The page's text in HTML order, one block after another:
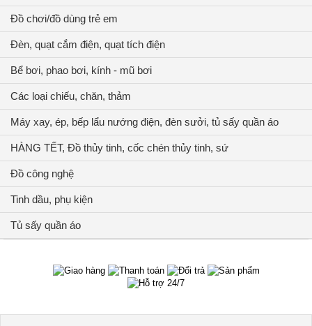
Đồ chơi/đồ dùng trẻ em
Đèn, quạt cắm điện, quạt tích điện
Bể bơi, phao bơi, kính - mũ bơi
Các loại chiếu, chăn, thảm
Máy xay, ép, bếp lẩu nướng điện, đèn sưởi, tủ sấy quần áo
HÀNG TẾT, Đồ thủy tinh, cốc chén thủy tinh, sứ
Đồ công nghệ
Tinh dầu, phụ kiện
Tủ sấy quần áo